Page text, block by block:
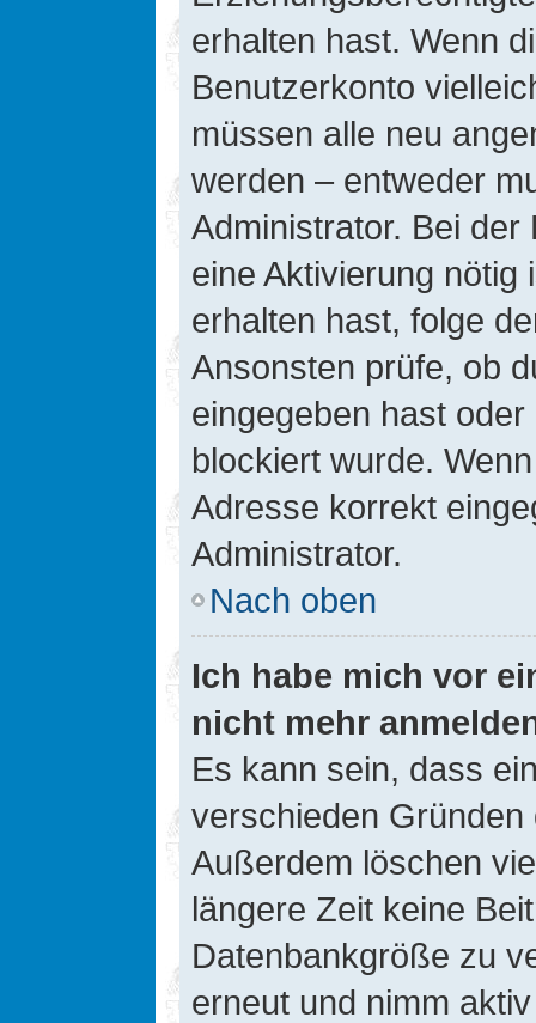
erhalten hast. Wenn
Benutzerkonto
müssen alle neu
werden – entweder
Administrator. Bei
eine Aktivierung nötig
erhalten hast, folge
Ansonsten prüfe, ob
eingegeben hast
blockiert wurde.
Adresse korrekt
Administrator.
Nach oben
Ich habe mich vor
nicht mehr
Es kann sein, dass
verschieden
Außerdem löschen
längere Zeit keine
Datenbankgröße zu
erneut und nimm